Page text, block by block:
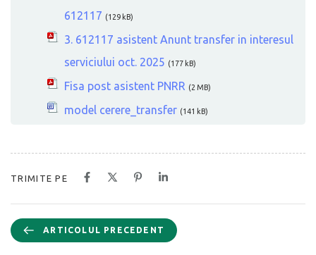
612117 (129 kB)
3. 612117 asistent Anunt transfer in interesul
serviciului oct. 2025 (177 kB)
Fisa post asistent PNRR (2 MB)
model cerere_transfer (141 kB)
TRIMITE PE
ARTICOLUL PRECEDENT